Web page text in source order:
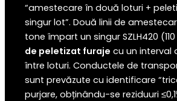
“amestecare în două loturi +
singur lot”. Două linii de
tone împart un singur SZLH420 (110
de peletizat furaje cu un interval
între loturi. Conductele de
sunt prevăzute cu identificare
purjare, obținându-se reziduuri